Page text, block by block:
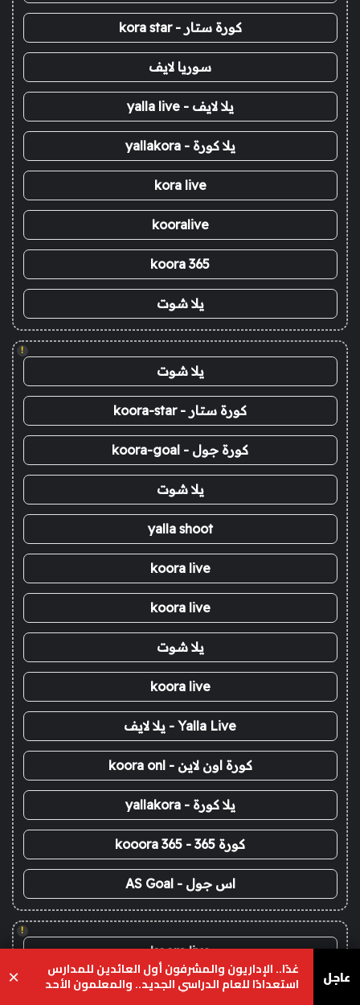
كورة ستار - kora star
سوريا لايف
يلا لايف - yalla live
يلا كورة - yallakora
kora live
kooralive
koora 365
يلا شوت
!
يلا شوت
كورة ستار - koora-star
كورة جول - koora-goal
يلا شوت
yalla shoot
koora live
koora live
يلا شوت
koora live
Yalla Live - يلا لايف
كورة اون لاين - koora onl
يلا كورة - yallakora
كورة 365 - kooora 365
اس جول - AS Goal
!
koora live
kora live
عاجل غدًا.. الإداريون والمشرفون أول العائدين للمدارس
استعدادًا للعام الدراسي الجديد.. والمعلمون الأحد ×